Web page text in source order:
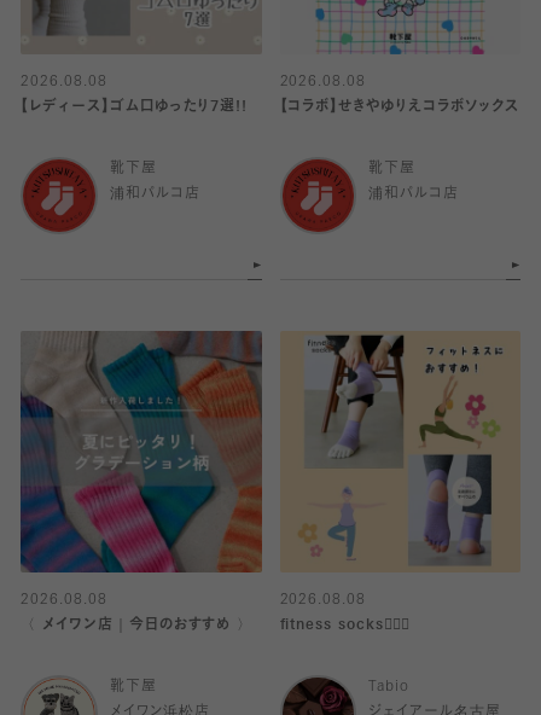
2026.08.08
【レディース】ゴム口ゆったり7選!!
靴下屋
浦和パルコ店
2026.08.08
【コラボ】せきやゆりえコラボソックス
靴下屋
浦和パルコ店
2026.08.08
〈 メイワン店｜今日のおすすめ 〉
靴下屋
2026.08.08
fitness socks🧘🏻‍♀️
Tabio